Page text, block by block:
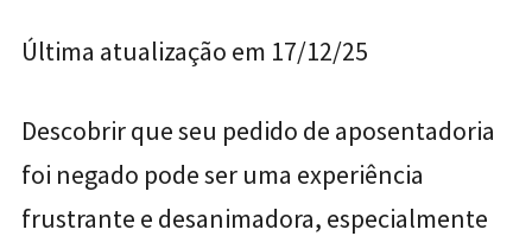
Última atualização em 17/12/25
Descobrir que seu pedido de aposentadoria
foi negado pode ser uma experiência
frustrante e desanimadora, especialmente